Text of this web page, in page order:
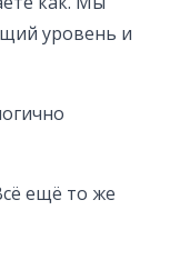
уровень и
ещё то же